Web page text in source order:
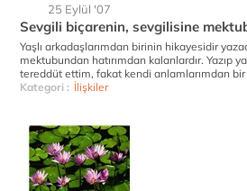
25 Eylül '07
Sevgili biçarenin, sevgilisine
Yaşlı arkadaşlarımdan birinin hikayesidir
mektubundan hatırımdan kalanlardır. Yazıp
tereddüt ettim, fakat kendi anlamlarımdan bir
Kategori : İlişkiler